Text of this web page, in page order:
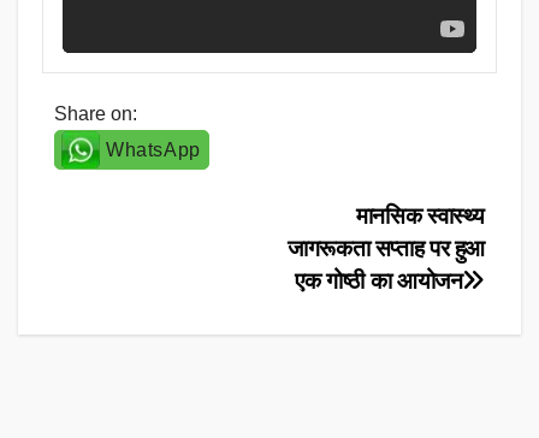
Share on:
WhatsApp
मानसिक स्वास्थ्य
जागरूकता सप्ताह पर हुआ
एक गोष्ठी का आयोजन